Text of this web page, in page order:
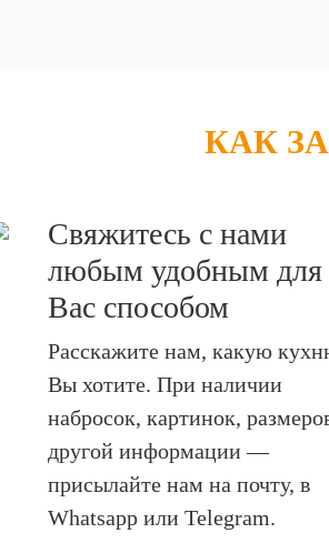
КАК
Свяжитесь с нами
любым удобным для
Вас способом
Расскажите нам, какую
Вы хотите. При наличии
набросок, картинок,
другой информации —
присылайте нам на почту, в
Whatsapp или Telegram.